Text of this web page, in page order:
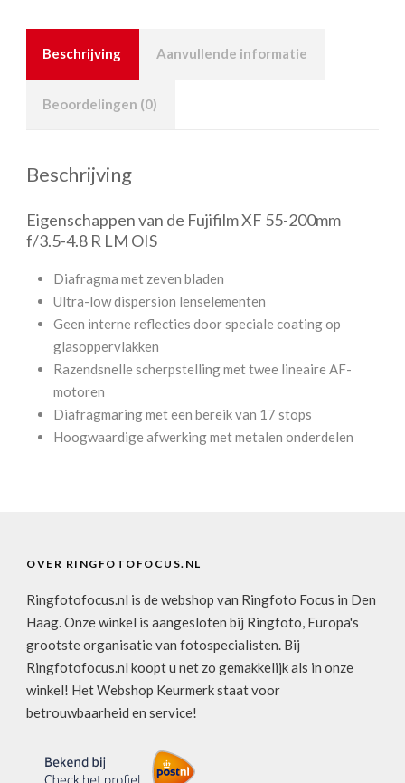
Beschrijving Aanvullende informatie
Beoordelingen (0)
Beschrijving
Eigenschappen van de Fujifilm XF 55-200mm
f/3.5-4.8 R LM OIS
Diafragma met zeven bladen
Ultra-low dispersion lenselementen
Geen interne reflecties door speciale coating op
glasoppervlakken
Razendsnelle scherpstelling met twee lineaire AF-
motoren
Diafragmaring met een bereik van 17 stops
Hoogwaardige afwerking met metalen onderdelen
OVER RINGFOTOFOCUS.NL
Ringfotofocus.nl is de webshop van Ringfoto Focus in Den
Haag. Onze winkel is aangesloten bij Ringfoto, Europa's
grootste organisatie van fotospecialisten. Bij
Ringfotofocus.nl koopt u net zo gemakkelijk als in onze
winkel! Het Webshop Keurmerk staat voor
betrouwbaarheid en service!